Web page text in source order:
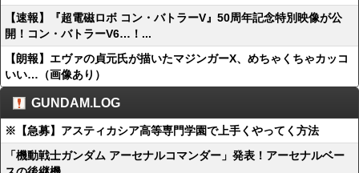
【速報】『超電磁ロボ コン・バトラーV』50周年記念特別映像が公
開！コン・バトラーV6…！...
【朗報】エヴァの貞元氏が描いたマジンガーX、めちゃくちゃカッコ
いい…（画像あり）
GUNDAM.LOG
※【急募】アスティカシア高等専門学園で上手くやってく方法
「機動戦士ガンダム アーセナルコマンダー」発表！アーセナルベー